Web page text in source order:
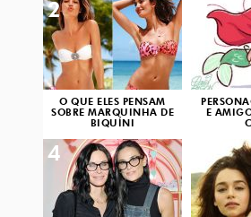
O QUE ELES PENSAM
SOBRE MARQUINHA DE
BIQUÍNI
2
E
3
4